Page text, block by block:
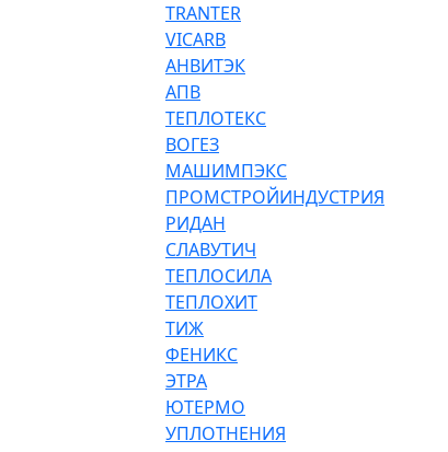
TRANTER
VICARB
АНВИТЭК
АПВ
ТЕПЛОТЕКС
ВОГЕЗ
МАШИМПЭКС
ПРОМСТРОЙИНДУСТРИЯ
РИДАН
СЛАВУТИЧ
ТЕПЛОСИЛА
ТЕПЛОХИТ
ТИЖ
ФЕНИКС
ЭТРА
ЮТЕРМО
УПЛОТНЕНИЯ